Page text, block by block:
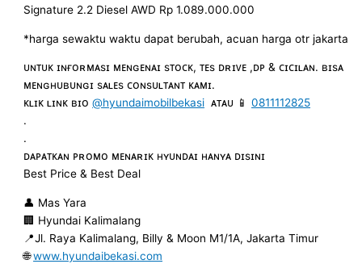
Signature 2.2 Diesel AWD Rp 1.089.000.000
*harga sewaktu waktu dapat berubah, acuan harga otr jakarta
ᴜɴᴛᴜᴋ ɪɴғᴏʀᴍᴀsɪ ᴍᴇɴɢᴇɴᴀɪ sᴛᴏᴄᴋ, ᴛᴇs ᴅʀɪᴠᴇ ,ᴅᴘ & ᴄɪᴄɪʟᴀɴ. ʙɪsᴀ
ᴍᴇɴɢʜᴜʙᴜɴɢɪ sᴀʟᴇs ᴄᴏɴsᴜʟᴛᴀɴᴛ ᴋᴀᴍɪ.
ᴋʟɪᴋ ʟɪɴᴋ ʙɪᴏ@hyundaimobilbekasi ᴀᴛᴀᴜ 📱0811112825
.
.
ᴅᴀᴘᴀᴛᴋᴀɴ ᴘʀᴏᴍᴏ ᴍᴇɴᴀʀɪᴋ ʜʏᴜɴᴅᴀɪ ʜᴀɴʏᴀ ᴅɪsɪɴɪ
Best Price & Best Deal
👤 Mas Yara
🏢 Hyundai Kalimalang
📍Jl. Raya Kalimalang, Billy & Moon M1/1A, Jakarta Timur
🌐www.hyundaibekasi.com